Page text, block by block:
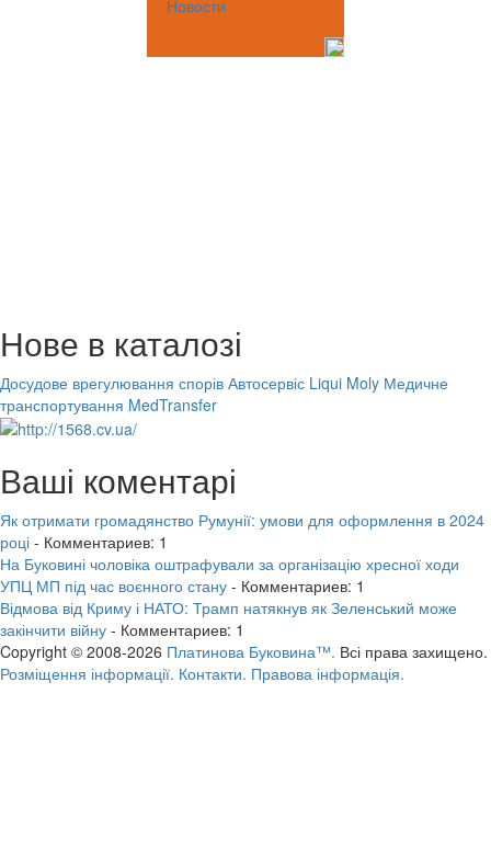
Новости
Нове в каталозі
Досудове врегулювання спорів Автосервіс Liqui Moly Медичне
транспортування MedTransfer
Ваші коментарі
Як отримати громадянство Румунії: умови для оформлення в 2024
році - Комментариев: 1
На Буковині чоловіка оштрафували за організацію хресної ходи
УПЦ МП під час воєнного стану - Комментариев: 1
Відмова від Криму і НАТО: Трамп натякнув як Зеленський може
закінчити війну - Комментариев: 1
Copyright © 2008-2026 Платинова Буковина™. Всі права захищено.
Розміщення інформації. Контакти. Правова інформація.